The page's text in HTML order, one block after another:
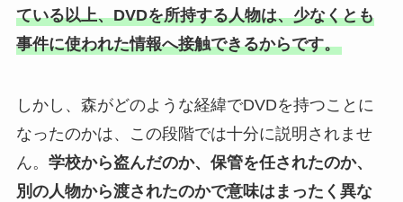
ている以上、DVDを所持する人物は、少なくとも
事件に使われた情報へ接触できるからです。
しかし、森がどのような経緯でDVDを持つことに
なったのかは、この段階では十分に説明されませ
ん。 学校から盗んだのか、保管を任されたのか、
別の人物から渡されたのかで意味はまったく異な